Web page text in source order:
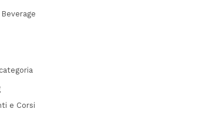
Beverage
e Corsi